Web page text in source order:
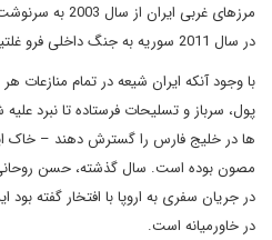
مرزهای غربی
در سال 2011 سوریه به جنگ داخلی فرو غلتید.
با وجود آنکه ایران شیعه در تمام
پول، سرباز و تسلیحات فرستاده تا نبرد
ها در خلیج فارس را گسترش دهند – خاک
مصون بوده است. سال گذشته، حسن
در جریان سفری به اروپا با افتخار گفته
در خاورمیانه است.